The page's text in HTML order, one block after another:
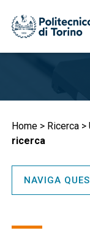
principale
Briciole
di
pane
Home Ricerca
ricerca
NAVIGA